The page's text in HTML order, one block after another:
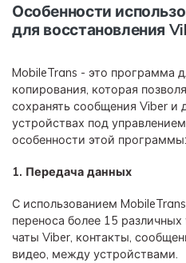
Особенности
для восстановления
MobileTrans - это программа
копирования, которая
сохранять сообщения Viber и
устройствах под
особенности этой программы:
1. Передача данных
С использованием
переноса более 15
чаты Viber, контакты,
видео, между устройствами.